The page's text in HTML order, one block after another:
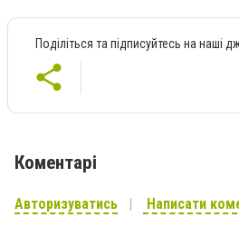
Поділіться та підписуйтесь на наші
Коментарі
Авторизуватись Написати